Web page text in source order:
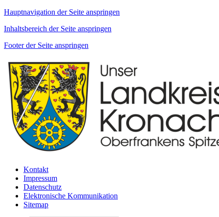
Hauptnavigation der Seite anspringen
Inhaltsbereich der Seite anspringen
Footer der Seite anspringen
Kontakt
Impressum
Datenschutz
Elektronische Kommunikation
Sitemap